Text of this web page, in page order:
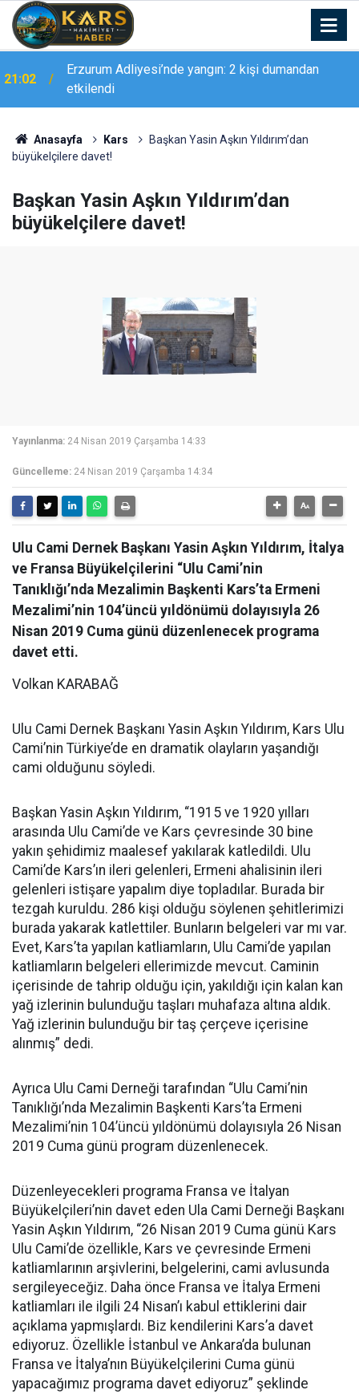
21:02
Erzurum Adliyesi’nde yangın: 2 kişi dumandan
etkilendi
Anasayfa Kars
Başkan Yasin Aşkın Yıldırım’dan
büyükelçilere davet!
Başkan Yasin Aşkın Yıldırım’dan
büyükelçilere davet!
Yayınlanma: 24 Nisan 2019 Çarşamba 14:33
Güncelleme: 24 Nisan 2019 Çarşamba 14:34
Ulu Cami Dernek Başkanı Yasin Aşkın Yıldırım, İtalya
ve Fransa Büyükelçilerini “Ulu Cami’nin
Tanıklığı’nda Mezalimin Başkenti Kars’ta Ermeni
Mezalimi’nin 104’üncü yıldönümü dolayısıyla 26
Nisan 2019 Cuma günü düzenlenecek programa
davet etti.
Volkan KARABAĞ
​Ulu Cami Dernek Başkanı Yasin Aşkın Yıldırım, Kars Ulu
Cami’nin Türkiye’de en dramatik olayların yaşandığı
cami olduğunu söyledi.
Başkan Yasin Aşkın Yıldırım, “1915 ve 1920 yılları
arasında Ulu Cami’de ve Kars çevresinde 30 bine
yakın şehidimiz maalesef yakılarak katledildi. Ulu
Cami’de Kars’ın ileri gelenleri, Ermeni ahalisinin ileri
gelenleri istişare yapalım diye topladılar. Burada bir
tezgah kuruldu. 286 kişi olduğu söylenen şehitlerimizi
burada yakarak katlettiler. Bunların belgeleri var mı var.
Evet, Kars’ta yapılan katliamların, Ulu Cami’de yapılan
katliamların belgeleri ellerimizde mevcut. Caminin
içerisinde de tahrip olduğu için, yakıldığı için kalan kan
yağ izlerinin bulunduğu taşları muhafaza altına aldık.
Yağ izlerinin bulunduğu bir taş çerçeve içerisine
alınmış” dedi.
Ayrıca Ulu Cami Derneği tarafından “Ulu Cami’nin
Tanıklığı’nda Mezalimin Başkenti Kars’ta Ermeni
Mezalimi’nin 104’üncü yıldönümü dolayısıyla 26 Nisan
2019 Cuma günü program düzenlenecek.
Düzenleyecekleri programa Fransa ve İtalyan
Büyükelçileri’nin davet eden Ula Cami Derneği Başkanı
Yasin Aşkın Yıldırım, “26 Nisan 2019 Cuma günü Kars
Ulu Cami’de özellikle, Kars ve çevresinde Ermeni
katliamlarının arşivlerini, belgelerini, cami avlusunda
sergileyeceğiz. Daha önce Fransa ve İtalya Ermeni
katliamları ile ilgili 24 Nisan’ı kabul ettiklerini dair
açıklama yapmışlardı. Biz kendilerini Kars’a davet
ediyoruz. Özellikle İstanbul ve Ankara’da bulunan
Fransa ve İtalya’nın Büyükelçilerini Cuma günü
yapacağımız programa davet ediyoruz” şeklinde